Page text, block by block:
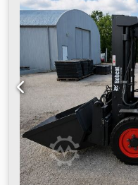
vorkenbordbreedte:
leeggewicht:
12.406 kg,
Dieselvorkheftrucks
mm Vorkdikte: 75 mm
Triplex Dedpfxoxr R Efs
Snelheidsklasse: 20
staat: Nieuw Type
Staat: Nieuw Type
Achterbanden Conditie:
vorkversteller, 3e
werklamp voor,
vrije lift, CE-certificaat,